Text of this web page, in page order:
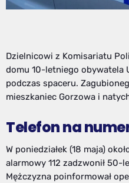
Dzielnicowi z Komisariatu
domu 10-letniego obywatela
podczas spaceru.
mieszkaniec Gorzowa i
Telefon na
W poniedziałek (18 maja)
alarmowy 112 zadzwonił 50-
Mężczyzna poinformował